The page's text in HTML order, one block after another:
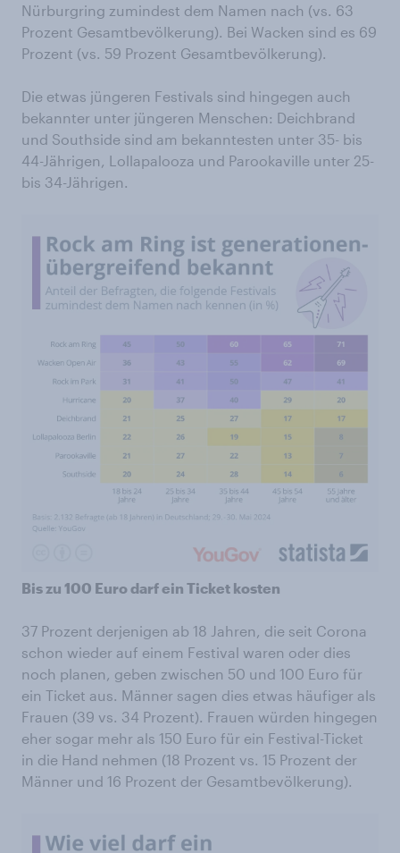
Nürburgring zumindest dem Namen nach (vs. 63
Prozent Gesamtbevölkerung). Bei Wacken sind es 69
Prozent (vs. 59 Prozent Gesamtbevölkerung).
Die etwas jüngeren Festivals sind hingegen auch
bekannter unter jüngeren Menschen: Deichbrand
und Southside sind am bekanntesten unter 35- bis
44-Jährigen, Lollapalooza und Parookaville unter 25-
bis 34-Jährigen.
Bis zu 100 Euro darf ein Ticket kosten
37 Prozent derjenigen ab 18 Jahren, die seit Corona
schon wieder auf einem Festival waren oder dies
noch planen, geben zwischen 50 und 100 Euro für
ein Ticket aus. Männer sagen dies etwas häufiger als
Frauen (39 vs. 34 Prozent). Frauen würden hingegen
eher sogar mehr als 150 Euro für ein Festival-Ticket
in die Hand nehmen (18 Prozent vs. 15 Prozent der
Männer und 16 Prozent der Gesamtbevölkerung).